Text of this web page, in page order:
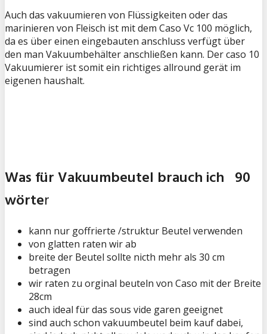
Auch das vakuumieren von Flüssigkeiten oder das
marinieren von Fleisch ist mit dem Caso Vc 100 möglich,
da es über einen eingebauten anschluss verfügt über
den man Vakuumbehälter anschließen kann. Der caso 10
Vakuumierer ist somit ein richtiges allround gerät im
eigenen haushalt.
Was für Vakuumbeutel brauch ich 90
wörter
kann nur goffrierte /struktur Beutel verwenden
von glatten raten wir ab
breite der Beutel sollte nicth mehr als 30 cm
betragen
wir raten zu orginal beuteln von Caso mit der Breite
28cm
auch ideal für das sous vide garen geeignet
sind auch schon vakuumbeutel beim kauf dabei,